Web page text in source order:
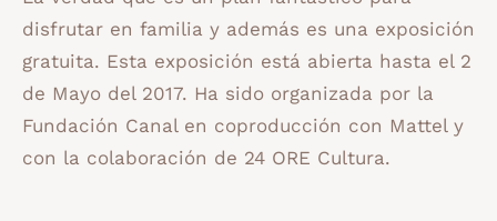
disfrutar en familia y además es una exposición
gratuita. Esta exposición está abierta hasta el 2
de Mayo del 2017. Ha sido organizada por la
Fundación Canal en coproducción con Mattel y
con la colaboración de 24 ORE Cultura.